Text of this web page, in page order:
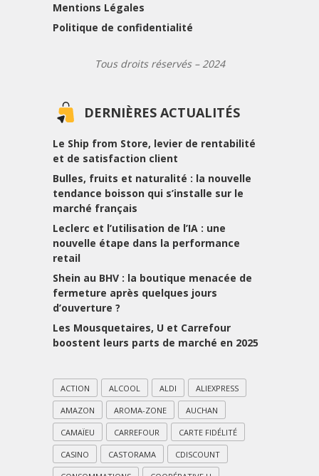
Mentions Légales
Politique de confidentialité
Tous droits réservés – 2024
DERNIÈRES ACTUALITÉS
Le Ship from Store, levier de rentabilité
et de satisfaction client
Bulles, fruits et naturalité : la nouvelle
tendance boisson qui s’installe sur le
marché français
Leclerc et l’utilisation de l’IA : une
nouvelle étape dans la performance
retail
Shein au BHV : la boutique menacée de
fermeture après quelques jours
d’ouverture ?
Les Mousquetaires, U et Carrefour
boostent leurs parts de marché en 2025
ACTION ALCOOL ALDI ALIEXPRESS
AMAZON AROMA-ZONE AUCHAN
CAMAÏEU CARREFOUR CARTE FIDÉLITÉ
CASINO CASTORAMA CDISCOUNT